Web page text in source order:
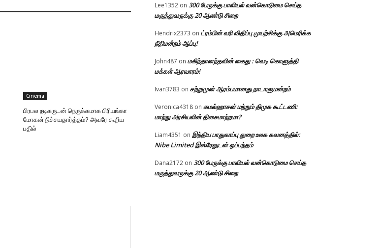
Cinema
பிரபல நடிகருடன் நெருக்கமாக பிரியங்கா
மோகன் நிச்சயதார்த்தம்? அவரே கூறிய
பதில்
Lee1352 on 300 பேருக்கு பாலியல் வன்கொடுமை செய்த
மருத்துவருக்கு 20 ஆண்டு சிறை
Hendrix2373 on ட்ரம்பின் வரி விதிப்பு முயற்சிக்கு அமெரிக்க
நீதிமன்றம் ஆப்பு!
John487 on மகிந்தானந்தவின் கைது : வெடி கொளுத்தி
மக்கள் ஆரவாரம்!
Ivan3783 on சற்றுமுன் ஆரம்பமானது நாடாளுமன்றம்
Veronica4318 on கமல்ஹாசன் மற்றும் திமுக கூட்டணி:
மாற்று அரசியலின் திசைமாற்றமா?
Liam4351 on இந்திய பாதுகாப்பு துறை உலக கவனத்தில்:
Nibe Limited இஸ்ரேலுடன் ஒப்பந்தம்
Dana2172 on 300 பேருக்கு பாலியல் வன்கொடுமை செய்த
மருத்துவருக்கு 20 ஆண்டு சிறை